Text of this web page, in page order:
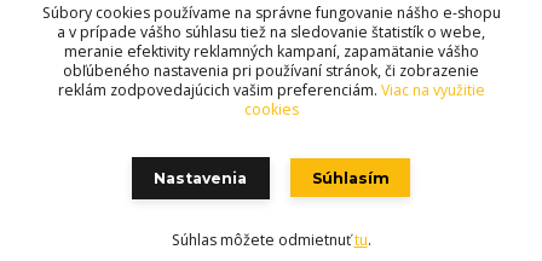
info@bonkybike.sk
Súbory cookies používame na správne fungovanie nášho e-shopu
a v prípade vášho súhlasu tiež na sledovanie štatistík o webe,
meranie efektivity reklamných kampaní, zapamätanie vášho
obľúbeného nastavenia pri používaní stránok, či zobrazenie
reklám zodpovedajúcich vašim preferenciám. Viac na využitie
cookies
Nastavenia Súhlasím
Súhlas môžete odmietnuťtu.